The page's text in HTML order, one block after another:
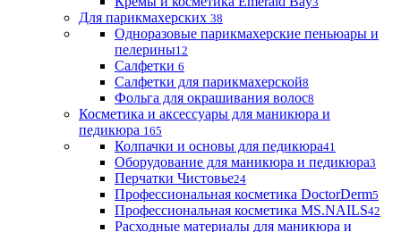
Для парикмахерских 38
Одноразовые парикмахерские пеньюары и
пелерины12
Салфетки 6
Салфетки для парикмахерской8
Фольга для окрашивания волос8
Косметика и аксессуары для маникюра и
педикюра 165
Колпачки и основы для педикюра41
Оборудование для маникюра и педикюра3
Перчатки Чистовье24
Профессиональная косметика DoctorDerm5
Профессиональная косметика MS.NAILS42
Расходные материалы для маникюра и